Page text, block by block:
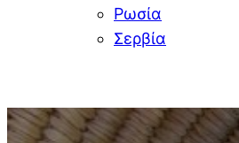
Ρωσία
Σερβία